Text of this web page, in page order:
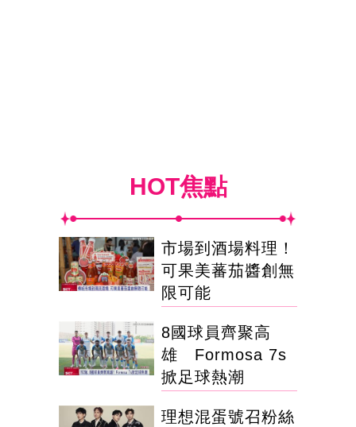
HOT焦點
市場到酒場料理！
可果美蕃茄醬創無
限可能
8國球員齊聚高
雄 Formosa 7s
掀足球熱潮
理想混蛋號召粉絲